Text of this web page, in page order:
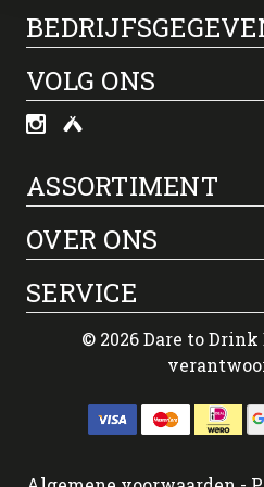
VOLG ONS
ASSORTIMENT
OVER ONS
SERVICE
© 2026 Dare to